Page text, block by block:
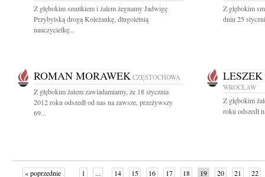
Z głębokim smutkiem i żalem żegnamy Jadwigę
Przybylską drogą Koleżankę, długoletnią
nauczycielkę...
Z głębokim
dniu 25
ROMAN MORAWEK CZĘSTOCHOWA
Z głębokim żalem zawiadamiamy, że 18 stycznia
2012 roku odszedł od nas na zawsze, przeżywszy
69...
WROCŁAW
Z głębokim
roku odszedł
« poprzednie 1 ... 14 15 16 17 18 19 20 21 22